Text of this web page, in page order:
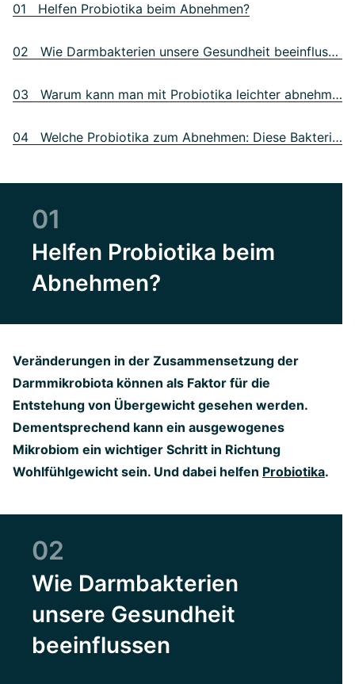
01 Helfen Probiotika beim Abnehmen?
02 Wie Darmbakterien unsere Gesundheit beeinflussen
03 Warum kann man mit Probiotika leichter abnehmen?
04 Welche Probiotika zum Abnehmen: Diese Bakterienstämme helfen
01
Helfen Probiotika beim
Abnehmen?
Veränderungen in der Zusammensetzung der
Darmmikrobiota können als Faktor für die
Entstehung von Übergewicht gesehen werden.
Dementsprechend kann ein ausgewogenes
Mikrobiom ein wichtiger Schritt in Richtung
Wohlfühlgewicht sein. Und dabei helfen Probiotika.
02
Wie Darmbakterien
unsere Gesundheit
beeinflussen